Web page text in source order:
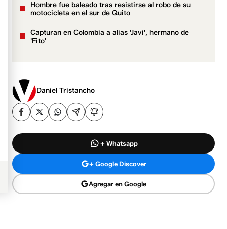
Hombre fue baleado tras resistirse al robo de su
motocicleta en el sur de Quito
Capturan en Colombia a alias 'Javi', hermano de
'Fito'
Daniel Tristancho
+ Whatsapp
+ Google Discover
Agregar en Google